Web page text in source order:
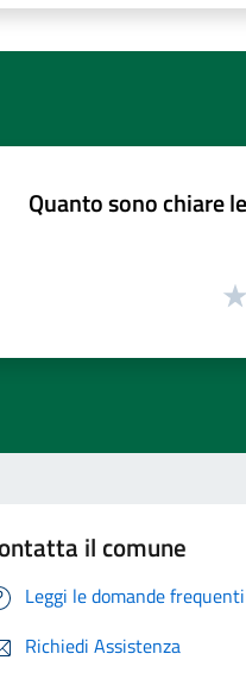
Quanto sono chiare
il comune
Leggi le domande frequenti
Richiedi Assistenza